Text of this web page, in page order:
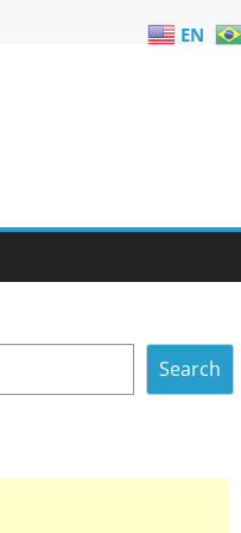
Search
EN